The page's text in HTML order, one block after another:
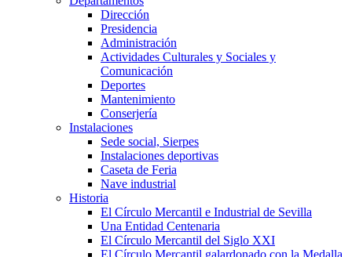
Dirección
Presidencia
Administración
Actividades Culturales y Sociales y
Comunicación
Deportes
Mantenimiento
Conserjería
Instalaciones
Sede social, Sierpes
Instalaciones deportivas
Caseta de Feria
Nave industrial
Historia
El Círculo Mercantil e Industrial de Sevilla
Una Entidad Centenaria
El Círculo Mercantil del Siglo XXI
El Círculo Mercantil galardonado con la Medalla